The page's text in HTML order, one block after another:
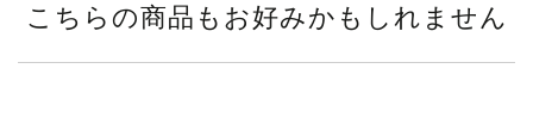
こちらの商品もお好みかもしれません